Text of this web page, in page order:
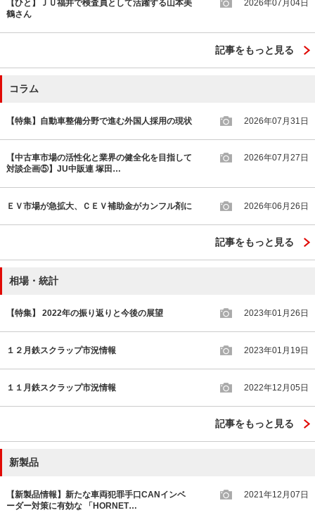
【ひと】ＪＵ福井で検査員として活躍する山本美
鶴さん
2026年07月04日
記事をもっと見る
コラム
【特集】自動車整備分野で進む外国人採用の現状 2026年07月31日
【中古車市場の活性化と業界の健全化を目指して
対談企画⑤】JU中販連 塚田…
2026年07月27日
ＥＶ市場が急拡大、ＣＥＶ補助金がカンフル剤に 2026年06月26日
記事をもっと見る
相場・統計
【特集】 2022年の振り返りと今後の展望 2023年01月26日
１２月鉄スクラップ市況情報 2023年01月19日
１１月鉄スクラップ市況情報 2022年12月05日
記事をもっと見る
新製品
【新製品情報】新たな車両犯罪手口CANインベ
ーダー対策に有効な 「HORNET…
2021年12月07日